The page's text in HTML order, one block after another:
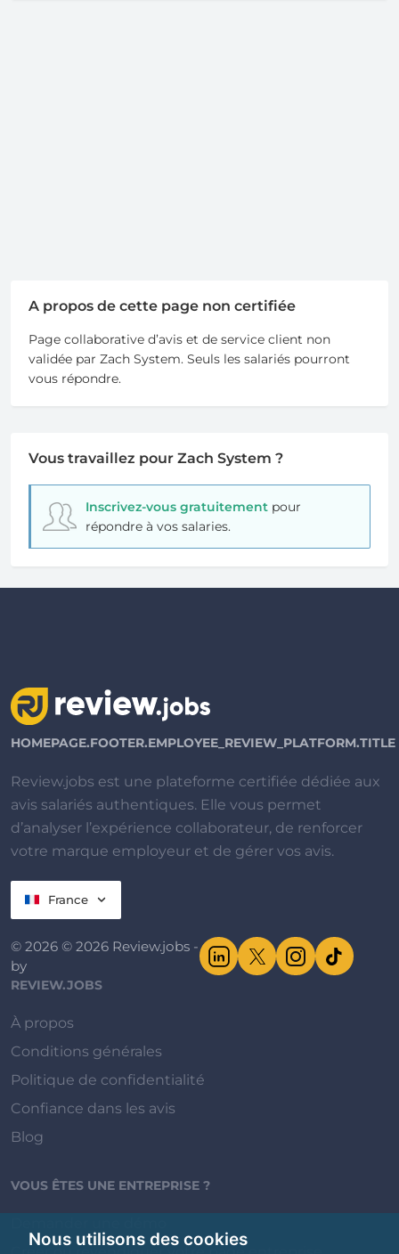
Nous utilisons des cookies
A propos de cette page non certifiée
Page collaborative d’avis et de service client non
validée par Zach System. Seuls les salariés pourront
vous répondre.
Vous travaillez pour Zach System ?
Inscrivez-vous gratuitementpour
répondre à vos salaries.
HOMEPAGE.FOOTER.EMPLOYEE_REVIEW_PLATFORM.TITLE
Review.jobs est une plateforme certifiée dédiée aux
avis salariés authentiques. Elle vous permet
d’analyser l’expérience collaborateur, de renforcer
votre marque employeur et de gérer vos avis.
France
© 2026 © 2026 Review.jobs -
by
REVIEW.JOBS
À propos
Conditions générales
Politique de confidentialité
Confiance dans les avis
Blog
VOUS ÊTES UNE ENTREPRISE ?